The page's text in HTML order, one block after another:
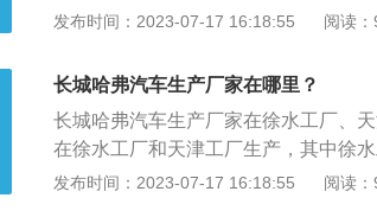
车型。徐水工厂包含车企、冲焊物流
就在这里生产，但是严格意义上来说
轴，别的零部件由其他地区给予，最
装、涂装、总装四大生产车间累计投
有国际一流水平的机械臂和机器人；
机器人，自动化率达100%，可满足三
发布时间：2023-07-17 16:18:55 阅读
长城哈弗汽车生产厂家在哪里？
长城哈弗汽车生产厂家在徐水工厂、
在徐水工厂和天津工厂生产，其中徐
厂、冲焊物流园、综合性能试验场、
发布时间：2023-07-17 16:18:55 阅读